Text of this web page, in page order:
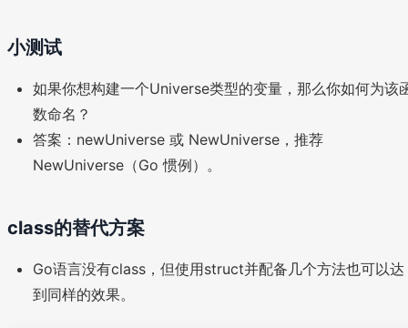
小测试
如果你想构建一个Universe类型的变量，那么你如何为该
数命名？
答案：newUniverse 或 NewUniverse，推荐
NewUniverse（Go 惯例）。
class的替代方案
Go语言没有class，但使用struct并配备几个方法也可以达
到同样的效果。